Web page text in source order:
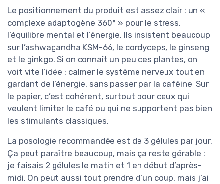
Le positionnement du produit est assez clair : un «
complexe adaptogène 360° » pour le stress,
l’équilibre mental et l’énergie. Ils insistent beaucoup
sur l’ashwagandha KSM-66, le cordyceps, le ginseng
et le ginkgo. Si on connaît un peu ces plantes, on
voit vite l’idée : calmer le système nerveux tout en
gardant de l’énergie, sans passer par la caféine. Sur
le papier, c’est cohérent, surtout pour ceux qui
veulent limiter le café ou qui ne supportent pas bien
les stimulants classiques.
La posologie recommandée est de 3 gélules par jour.
Ça peut paraître beaucoup, mais ça reste gérable :
je faisais 2 gélules le matin et 1 en début d’après-
midi. On peut aussi tout prendre d’un coup, mais j’ai